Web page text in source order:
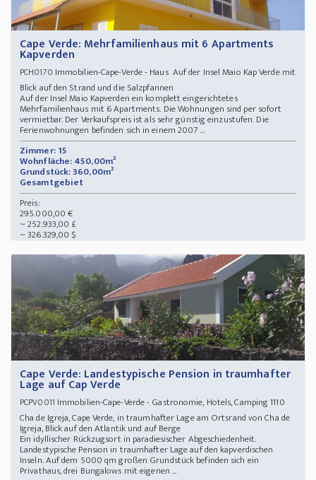
Cape Verde: Mehrfamilienhaus mit 6 Apartments
Kapverden
PCH0170 Immobilien-Cape-Verde - Haus Auf der Insel Maio Kap Verde mit
Blick auf den Strand und die Salzpfannen
Auf der Insel Maio Kapverden ein komplett eingerichtetes
Mehrfamilienhaus mit 6 Apartments. Die Wohnungen sind per sofort
vermietbar. Der Verkaufspreis ist als sehr günstig einzustufen. Die
Ferienwohnungen befinden sich in einem 2007 ...
Zimmer: 15
Wohnfläche: 450,00m²
Grundstück: 360,00m²
Gesamtgebiet
Preis:
295.000,00 €
~ 252.933,00 £
~ 326.329,00 $
Cape Verde: Landestypische Pension in traumhafter
Lage auf Cap Verde
PCPV0011 Immobilien-Cape-Verde - Gastronomie, Hotels, Camping 1110
Cha de Igreja, Cape Verde, in traumhafter Lage am Ortsrand von Cha de
Igreja, Blick auf den Atlantik und auf Berge
Ein idyllischer Rückzugsort in paradiesischer Abgeschiedenheit.
Landestypische Pension in traumhafter Lage auf den kapverdischen
Inseln. Auf dem 5000 qm großen Grundstück befinden sich ein
Privathaus, drei Bungalows mit eigenen ...